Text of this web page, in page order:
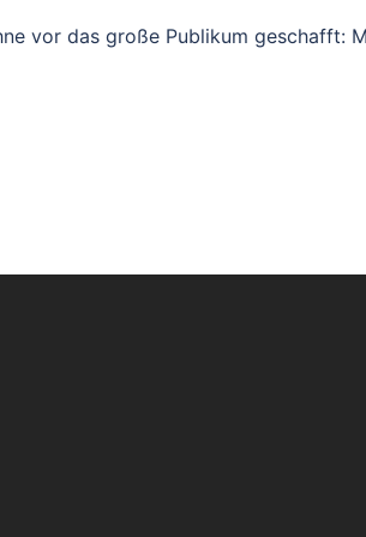
vor das große Publikum geschafft: